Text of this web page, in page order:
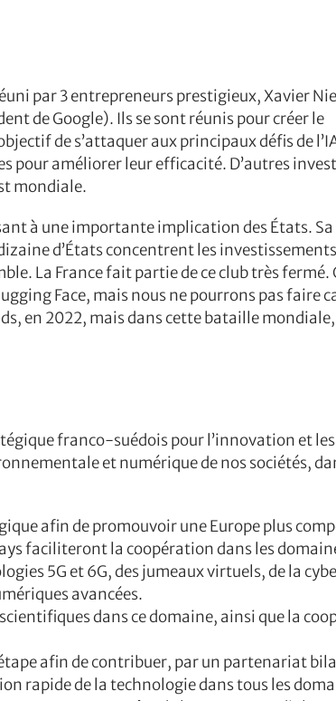
par 3 entrepreneurs prestigieux, Xavier
de Google). Ils se sont réunis pour créer le
de s’attaquer aux principaux défis de
pour améliorer leur efficacité. D’autres
mondiale.
à une importante implication des États.
d’États concentrent les
La France fait partie de ce club très fermé.
Face, mais nous ne pourrons pas faire
en 2022, mais dans cette bataille
franco-suédois pour l’innovation et
et numérique de nos sociétés,
afin de promouvoir une Europe plus
faciliteront la coopération dans les
5G et 6G, des jumeaux virtuels, de la
avancées.
dans ce domaine, ainsi que la
afin de contribuer, par un partenariat
rapide de la technologie dans tous les